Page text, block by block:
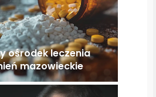
ośrodek leczenia
mazowieckie